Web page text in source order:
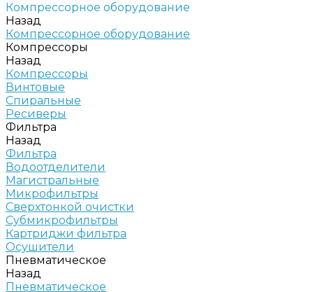
Компрессорное оборудование
Назад
Компрессорное оборудование
Компрессоры
Назад
Компрессоры
Винтовые
Спиральные
Ресиверы
Фильтра
Назад
Фильтра
Водоотделители
Магистральные
Микрофильтры
Сверхтонкой очистки
Субмикрофильтры
Картриджи фильтра
Осушители
Пневматическое
Назад
Пневматическое